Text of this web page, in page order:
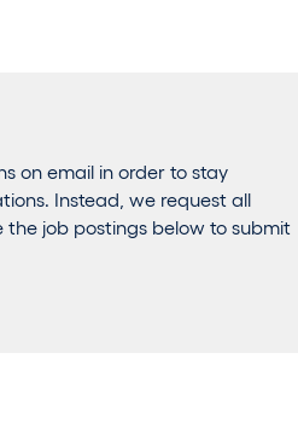
on email in order to stay
Instead, we request all
the job postings below to submit